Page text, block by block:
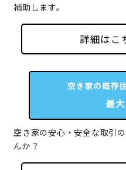
補助します。
詳細はこ
空き家の安心・安全な取引
んか？